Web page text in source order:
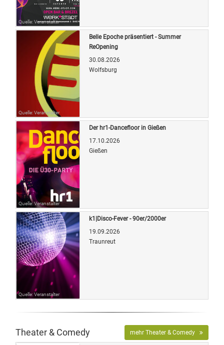
Quelle: Veranstalter
Quelle: Veranstalter
Belle Epoche präsentiert - Summer
ReOpening
30.08.2026
Wolfsburg
Quelle: Veranstalter
Der hr1-Dancefloor in Gießen
17.10.2026
Gießen
Quelle: Veranstalter
k1|Disco-Fever - 90er/2000er
19.09.2026
Traunreut
Theater & Comedy mehr Theater & Comedy